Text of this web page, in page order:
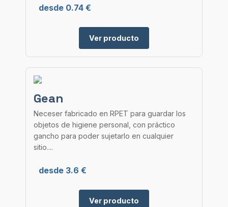
desde 0.74 €
Ver producto
Gean
Neceser fabricado en RPET para guardar los
objetos de higiene personal, con práctico
gancho para poder sujetarlo en cualquier
sitio....
desde 3.6 €
Ver producto